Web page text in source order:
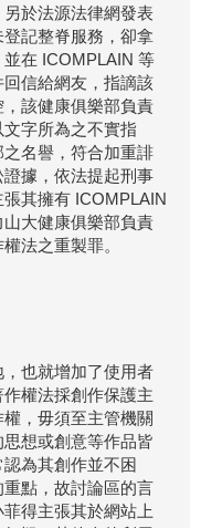
於法源法律網發表
記整脊服務，卻拿
在 ICOMPLAIN 等
信給網友，指謫該
該健康俱樂部負責
字所為之不實指
名譽，符合加重誹
據，依法提起刑事
其擁有 ICOMPLAIN
大健康俱樂部負責
法之重製罪。
也就增加了使用者
權法採創作保護主
，毋須至主管機關
想或創意等作品皆
為其創作並不困
點，故討論區的言
得主張其於網站上